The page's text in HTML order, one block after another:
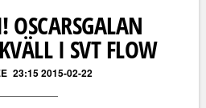
OSCARSGALAN
I SVT FLOW
23:15 2015-02-22